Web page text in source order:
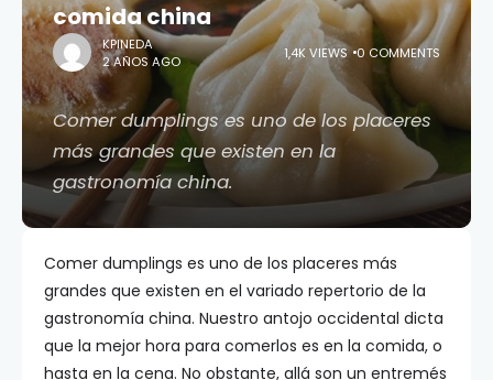
comida china
KPINEDA
2 AÑOS AGO
1,4K VIEWS 0 COMMENTS
Comer dumplings es uno de los placeres
más grandes que existen en la
gastronomía china.
Comer dumplings es uno de los placeres más
grandes que existen en el variado repertorio de la
gastronomía china. Nuestro antojo occidental dicta
que la mejor hora para comerlos es en la comida, o
hasta en la cena. No obstante, allá son un entremés